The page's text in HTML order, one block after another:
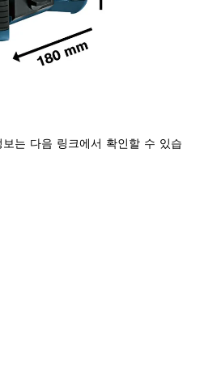
는 다음 링크에서 확인할 수 있습